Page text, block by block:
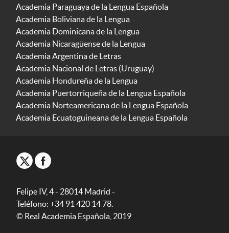
Academia Paraguaya de la Lengua Española
Academia Boliviana de la Lengua
Academia Dominicana de la Lengua
Academia Nicaragüense de la Lengua
Academia Argentina de Letras
Academia Nacional de Letras (Uruguay)
Academia Hondureña de la Lengua
Academia Puertorriqueña de la Lengua Española
Academia Norteamericana de la Lengua Española
Academia Ecuatoguineana de la Lengua Española
Felipe IV, 4 - 28014 Madrid -
Teléfono: +34 91 420 14 78.
© Real Academia Española, 2019